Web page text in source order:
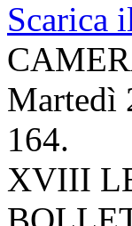
Scarica
Martedì
164.
XVIII